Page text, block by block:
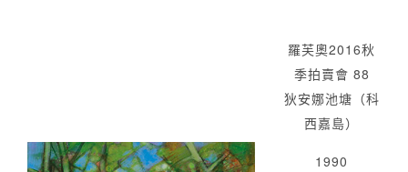
羅芙奧2016秋
季拍賣會 88
狄安娜池塘（科
西嘉島）
1990